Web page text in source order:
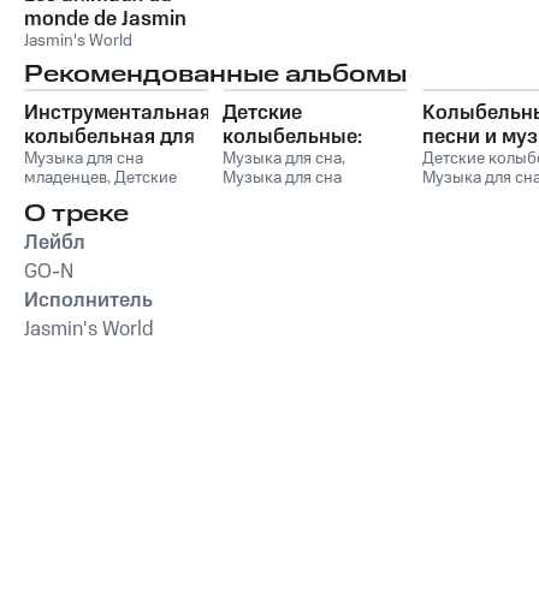
monde de Jasmin
Jasmin's World
Рекомендованные альбомы
Инструментальная
колыбельная для
малышей со
звуками природы
Музыка для сна
младенцев,Детские
для сна малыша
Колыбельная музыка
для детей и младенцев
Детские
колыбельные:
Нежная
успокаивающая
Музыка для сна,
Музыка для сна
песни и
для сна
младенцев
Детские
Музыка для
О треке
Лейбл
GO-N
Исполнитель
Jasmin's World